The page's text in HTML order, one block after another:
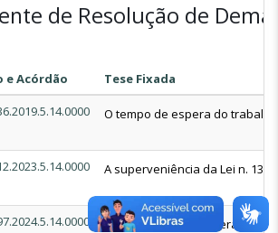
de Resolução de
e Acórdão
Tese Fixada
O tempo de espera do
A superveniência da Lei n.
Caixa Econômica Federal -